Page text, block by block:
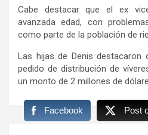
Cabe destacar que el ex
avanzada edad, con
como parte de la población de
Las hijas de Denis destacaron
pedido de distribución de
un monto de 2 millones de
Facebook Post